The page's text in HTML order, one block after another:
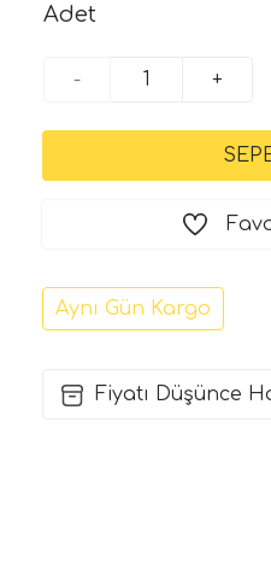
Adet
- +
Aynı Gün Kargo
Fiyatı Düşünce